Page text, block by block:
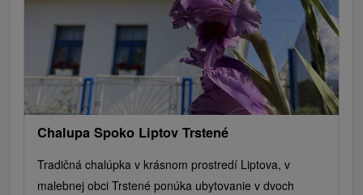
Chalupa Spoko Liptov Trstené
Tradičná chalúpka v krásnom prostredí Liptova, v
malebnej obci Trstené ponúka ubytovanie v dvoch